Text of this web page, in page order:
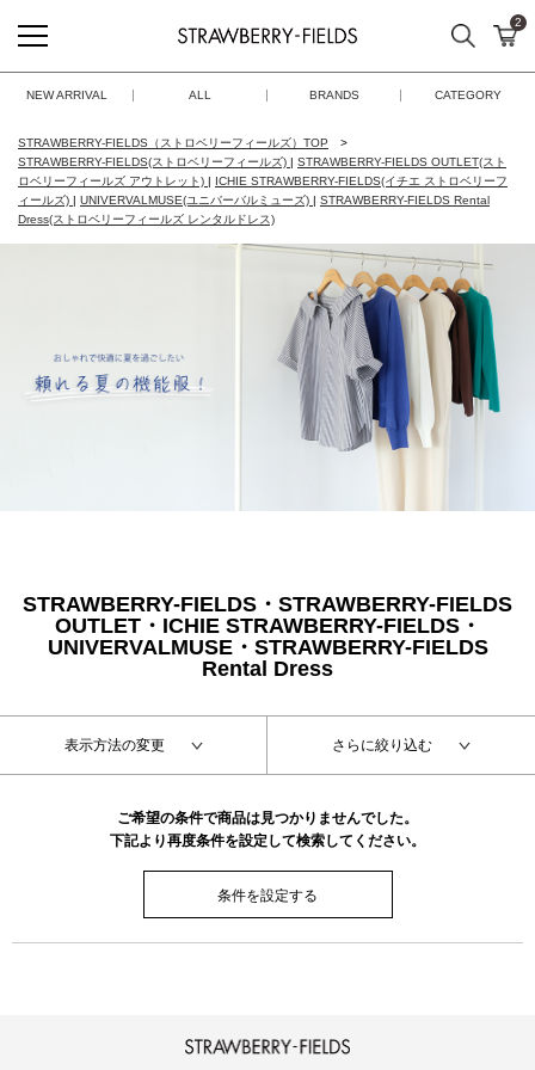
STRAWBERRY-FIELDS
検索 カ
2
NEW ARRIVAL ALL BRANDS CATEGORY
STRAWBERRY-FIELDS（ストロベリーフィールズ）TOP
STRAWBERRY-FIELDS(ストロベリーフィールズ) | STRAWBERRY-FIELDS OUTLET(スト
ロベリーフィールズ アウトレット) | ICHIE STRAWBERRY-FIELDS(イチエ ストロベリーフ
ィールズ) | UNIVERVALMUSE(ユニバーバルミューズ) | STRAWBERRY-FIELDS Rental
Dress(ストロベリーフィールズ レンタルドレス)
STRAWBERRY-FIELDS・STRAWBERRY-FIELDS
OUTLET・ICHIE STRAWBERRY-FIELDS・
UNIVERVALMUSE・STRAWBERRY-FIELDS
Rental Dress
表示方法の変更 さらに絞り込む
ご希望の条件で商品は見つかりませんでした。
下記より再度条件を設定して検索してください。
条件を設定する